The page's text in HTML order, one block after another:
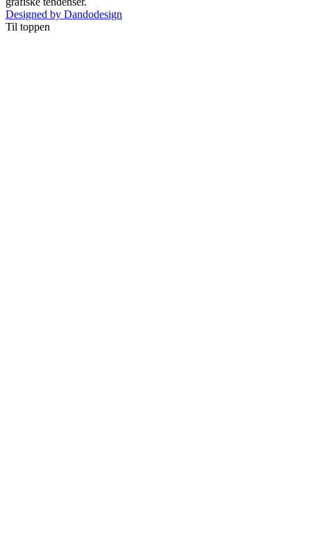
Designed by Dandodesign
Til toppen